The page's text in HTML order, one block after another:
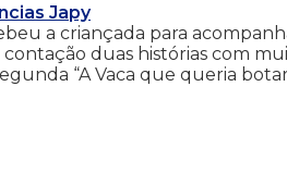
Japy
a criançada para
contação duas histórias com
“A Vaca que queria